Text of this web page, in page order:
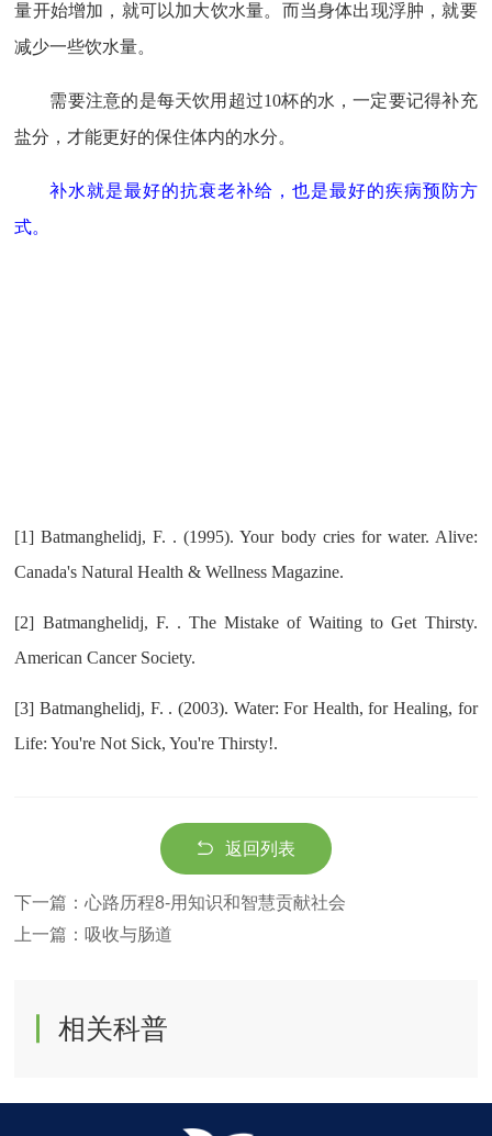
量开始增加，就可以加大饮水量。而当身体出现浮肿，就要
减少一些饮水量。
需要注意的是每天饮用超过10杯的水，一定要记得补充
盐分，才能更好的保住体内的水分。
补水就是最好的抗衰老补给，也是最好的疾病预防方
式。
[1]Batmanghelidj, F. . (1995). Your body cries for water. Alive:
Canada's Natural Health & Wellness Magazine.
[2] Batmanghelidj, F. . The Mistake of Waiting to Get Thirsty.
American Cancer Society.
[3]Batmanghelidj, F. . (2003). Water: For Health, for Healing, for
Life: You're Not Sick, You're Thirsty!.
返回列表
下一篇：心路历程8-用知识和智慧贡献社会
上一篇：吸收与肠道
相关科普